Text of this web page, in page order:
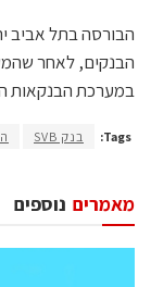
הבנקים, לאחר
במערכת הבנקאות
Tags: בנק SVB
נוספים מאמרים